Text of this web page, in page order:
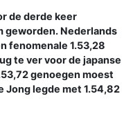
de derde keer
geworden. Nederlands
fenomenale 1.53,28
te ver voor de japanse
genoegen moest
Jong legde met 1.54,82